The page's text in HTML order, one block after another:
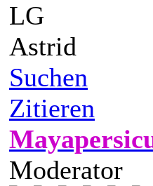
LG
Astrid
Suchen
Zitieren
Moderator